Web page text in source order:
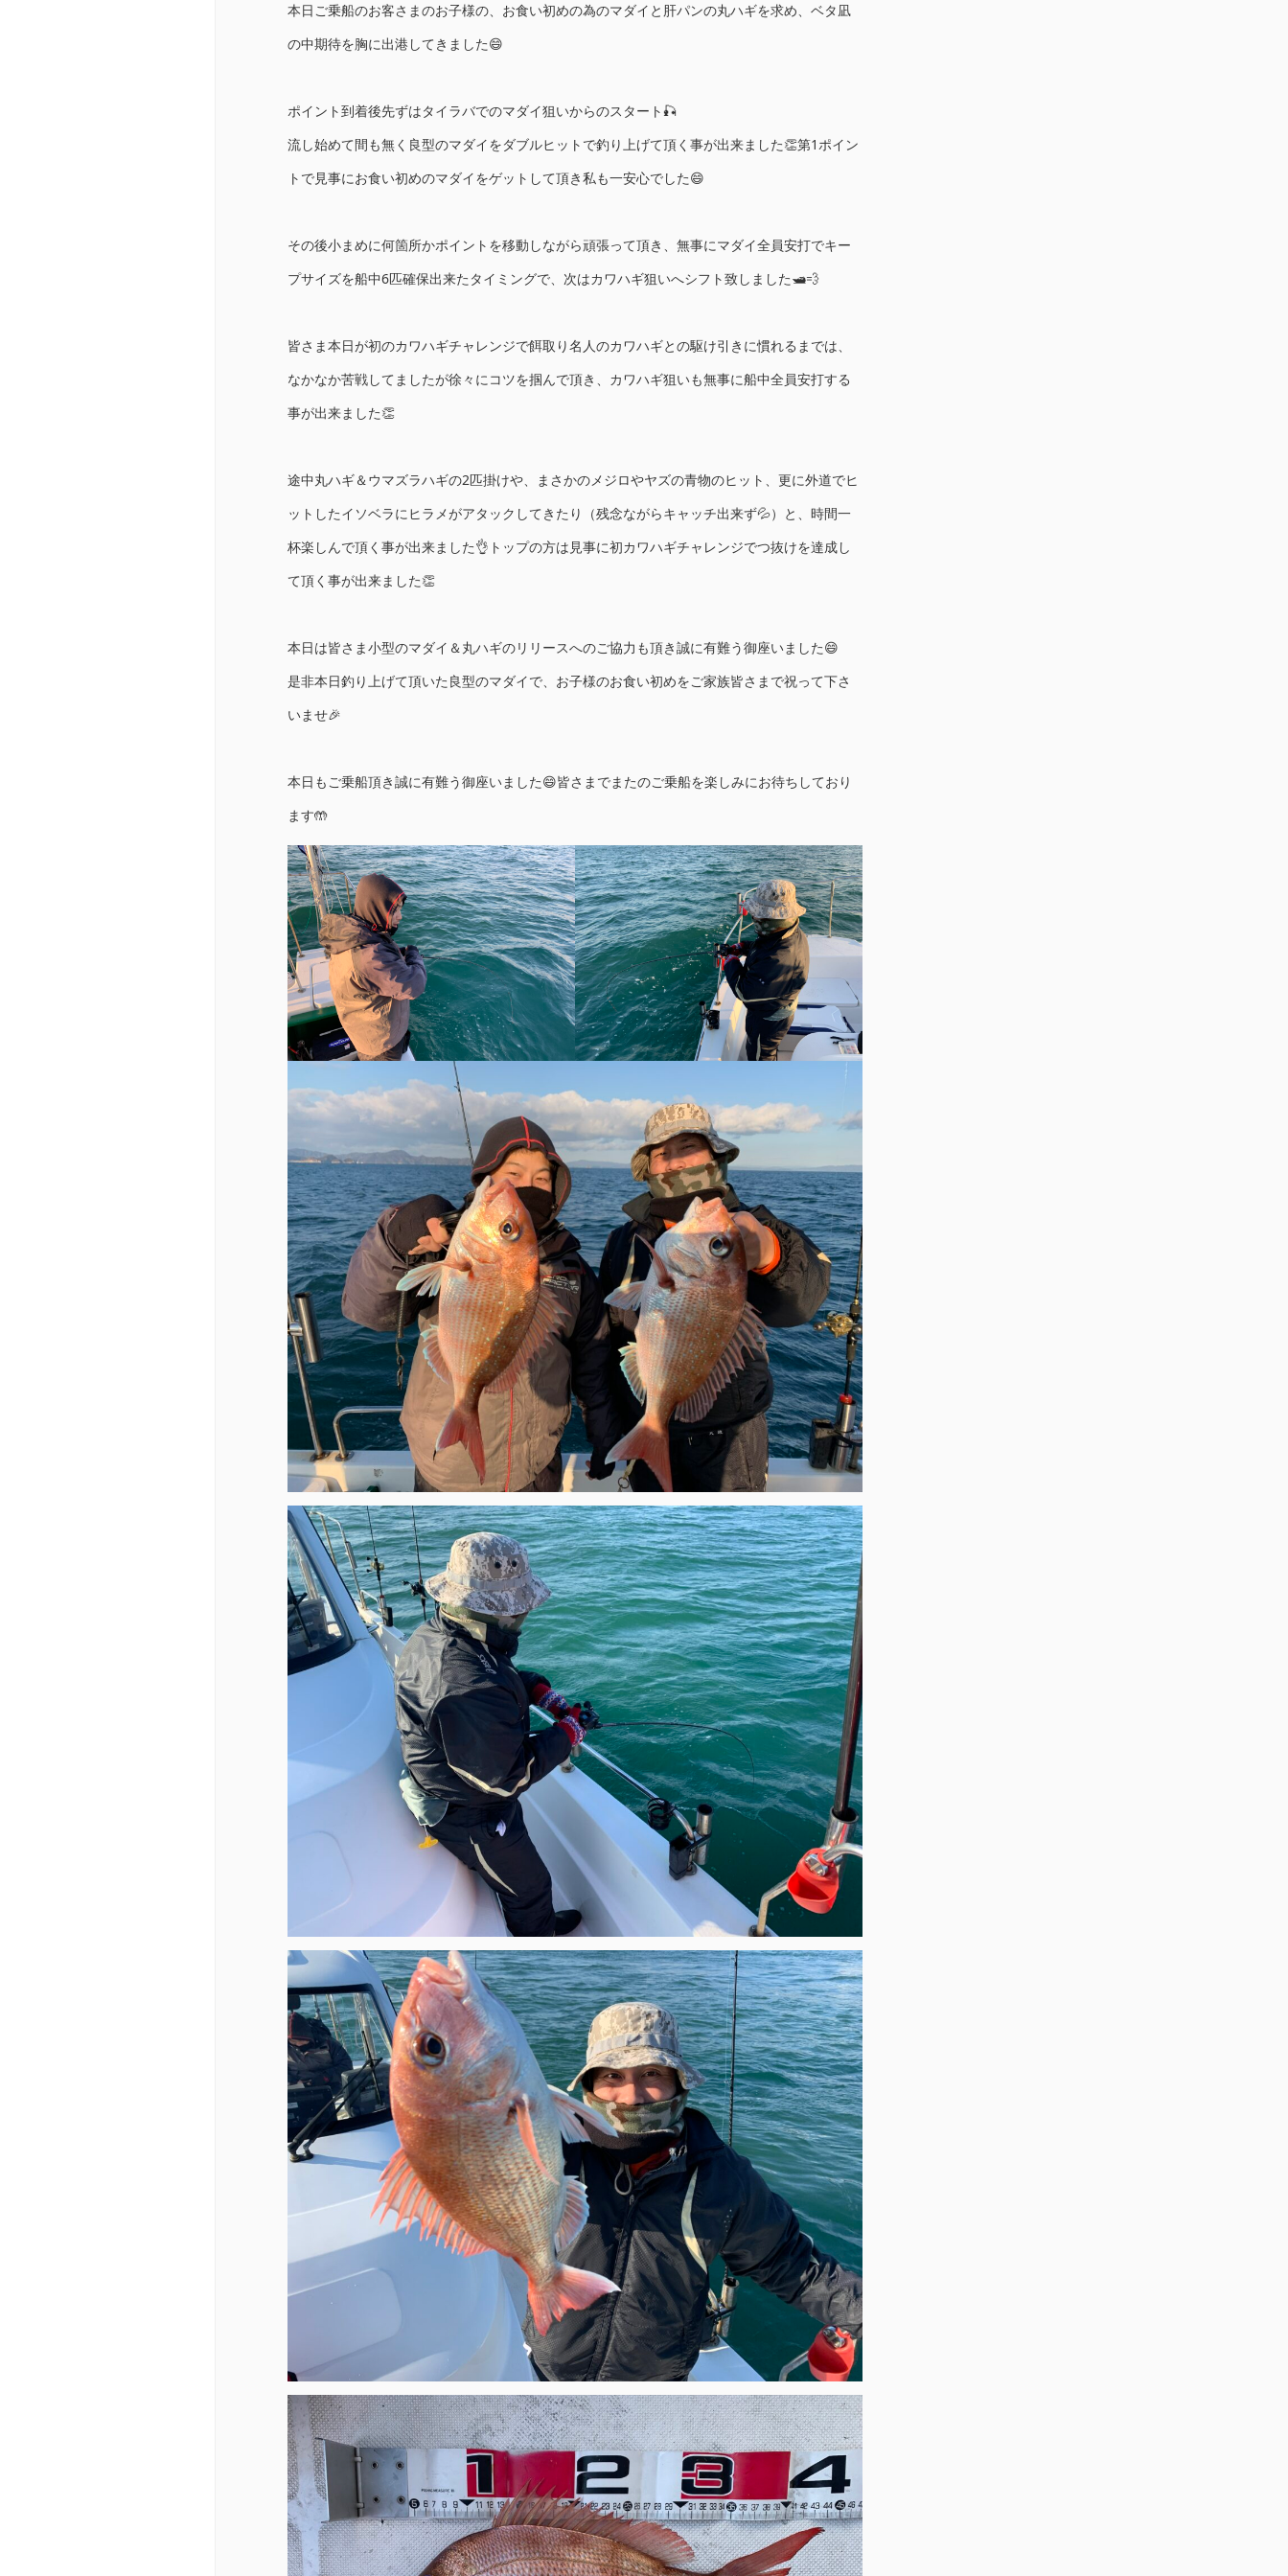
本日ご乗船のお客さまのお子様の、お食い初めの為のマダイと肝パンの丸ハギを求め、ベタ凪
の中期待を胸に出港してきました😄
ポイント到着後先ずはタイラバでのマダイ狙いからのスタート🎣
流し始めて間も無く良型のマダイをダブルヒットで釣り上げて頂く事が出来ました👏第1ポイン
トで見事にお食い初めのマダイをゲットして頂き私も一安心でした😄
その後小まめに何箇所かポイントを移動しながら頑張って頂き、無事にマダイ全員安打でキー
プサイズを船中6匹確保出来たタイミングで、次はカワハギ狙いへシフト致しました🛥💨
皆さま本日が初のカワハギチャレンジで餌取り名人のカワハギとの駆け引きに慣れるまでは、
なかなか苦戦してましたが徐々にコツを掴んで頂き、カワハギ狙いも無事に船中全員安打する
事が出来ました👏
途中丸ハギ＆ウマズラハギの2匹掛けや、まさかのメジロやヤズの青物のヒット、更に外道でヒ
ットしたイソベラにヒラメがアタックしてきたり（残念ながらキャッチ出来ず💦）と、時間一
杯楽しんで頂く事が出来ました👌トップの方は見事に初カワハギチャレンジでつ抜けを達成し
て頂く事が出来ました👏
本日は皆さま小型のマダイ＆丸ハギのリリースへのご協力も頂き誠に有難う御座いました😄
是非本日釣り上げて頂いた良型のマダイで、お子様のお食い初めをご家族皆さまで祝って下さ
いませ🎉
本日もご乗船頂き誠に有難う御座いました😄皆さまでまたのご乗船を楽しみにお待ちしており
ます🤲